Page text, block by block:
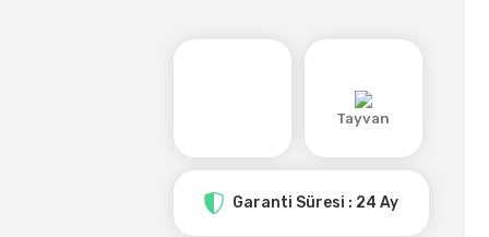
Tayvan
Garanti Süresi : 24 Ay